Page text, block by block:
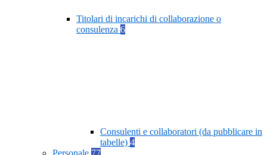
Titolari di incarichi di collaborazione o
consulenza 6
Consulenti e collaboratori (da pubblicare in
tabelle) 4